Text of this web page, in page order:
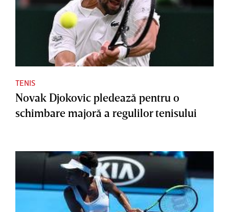
TENIS
Novak Djokovic pledează pentru o
schimbare majoră a regulilor tenisului